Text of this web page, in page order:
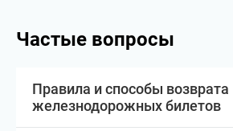
Частые вопросы
Правила и способы возврата
железнодорожных билетов